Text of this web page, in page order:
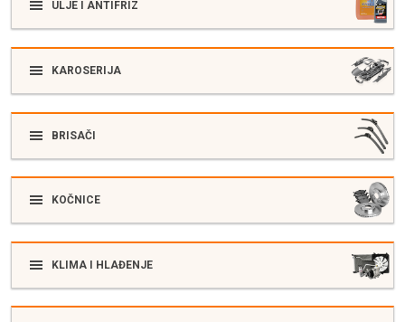
ULJE I ANTIFRIZ
KAROSERIJA
BRISAČI
KOČNICE
KLIMA I HLAĐENJE